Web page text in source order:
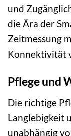
und
die Ära der
Zeitmessung
Konnektivität
Pflege und
Die richtige
Langlebigkeit
unabhängig